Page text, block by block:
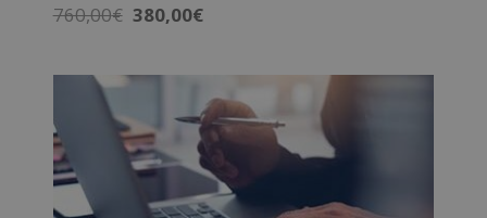
760,00€ Il
760,00€.
380,00€Il
380,00€.